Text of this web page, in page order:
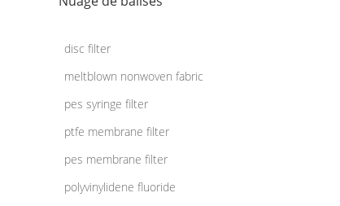
disc filter
meltblown nonwoven fabric
pes syringe filter
ptfe membrane filter
pes membrane filter
polyvinylidene fluoride